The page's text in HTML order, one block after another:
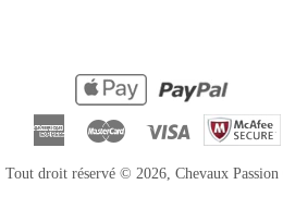
American Master Visa
Tout droit réservé © 2026, Chevaux Passion